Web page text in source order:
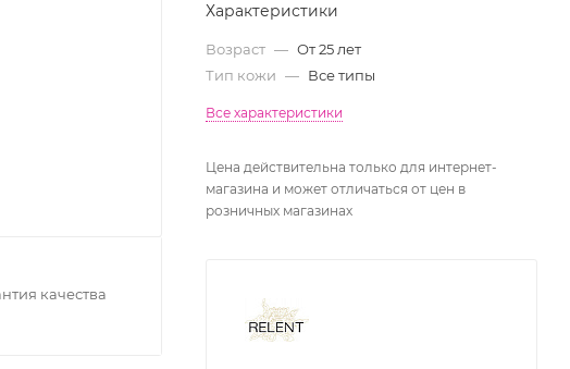
качества
Характеристики
Возраст — От 25 лет
Тип кожи — Все типы
Все характеристики
Цена действительна только для интернет-
магазина и может отличаться от цен в
розничных магазинах